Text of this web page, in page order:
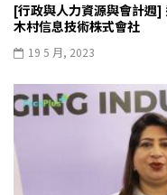
[行政與人力資源與會計週
木村信息技術株式會社
19 5 月, 2023